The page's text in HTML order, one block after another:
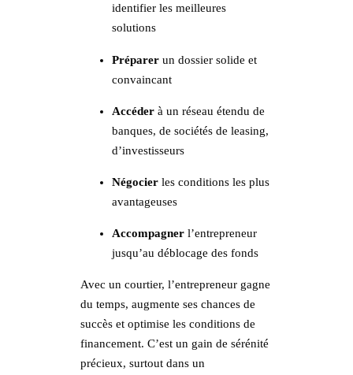
identifier les meilleures
solutions
Préparerun dossier solide et
convaincant
Accéderà un réseau étendu de
banques, de sociétés de leasing,
d’investisseurs
Négocierles conditions les plus
avantageuses
Accompagnerl’entrepreneur
jusqu’au déblocage des fonds
Avec un courtier, l’entrepreneur gagne
du temps, augmente ses chances de
succès et optimise les conditions de
financement. C’est un gain de sérénité
précieux, surtout dans un